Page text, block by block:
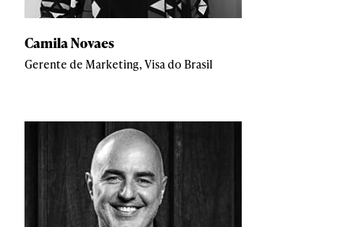
Camila Novaes
Gerente de Marketing, Visa do Brasil